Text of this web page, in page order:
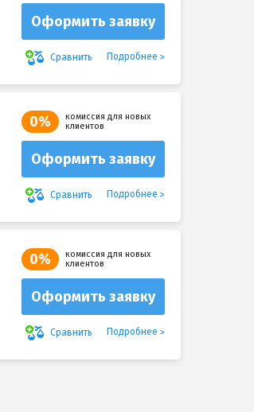
Оформить заявку
Сравнить Подробнее
0%
комиссия для новых
клиентов
Оформить заявку
Сравнить Подробнее
0%
комиссия для новых
клиентов
Оформить заявку
Сравнить Подробнее